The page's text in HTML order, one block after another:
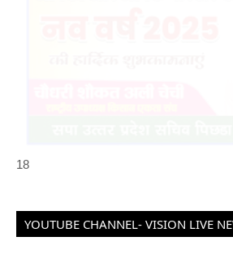
18
YOUTUBE CHANNEL- VISION LIVE